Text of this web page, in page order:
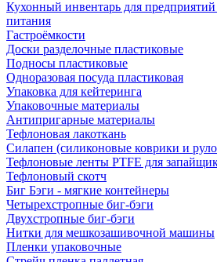
Кухонный инвентарь для
питания
Гастроёмкости
Доски разделочные пластиковые
Подносы пластиковые
Одноразовая посуда пластиковая
Упаковка для кейтеринга
Упаковочные материалы
Антипригарные материалы
Тефлоновая лакоткань
Силапен (силиконовые коврики и
Тефлоновые ленты PTFE для
Тефлоновый скотч
Биг Бэги - мягкие контейнеры
Четырехстропные биг-бэги
Двухстропные биг-бэги
Нитки для мешкозашивочной машины
Пленки упаковочные